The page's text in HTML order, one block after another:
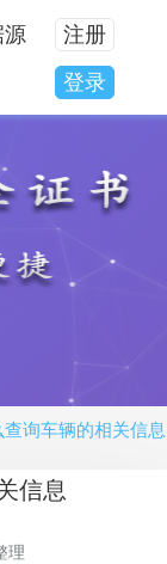
源
注册
登录
询车辆的相关信息
信息
理